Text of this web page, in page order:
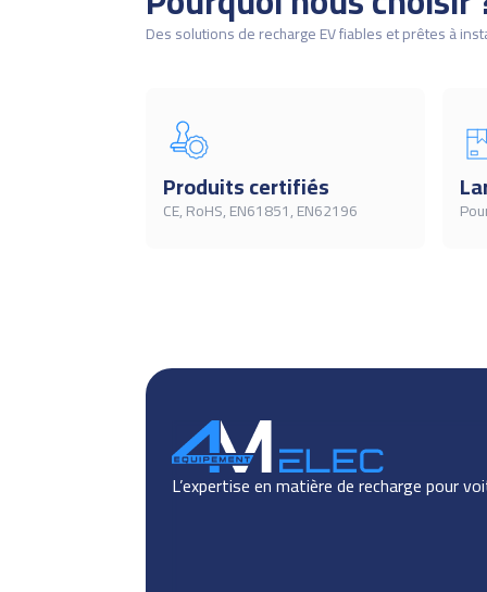
Des solutions de recharge EV fiables et prêtes à
Produits certifiés
CE, RoHS, EN61851, EN62196
L’expertise en matière de recharge pour